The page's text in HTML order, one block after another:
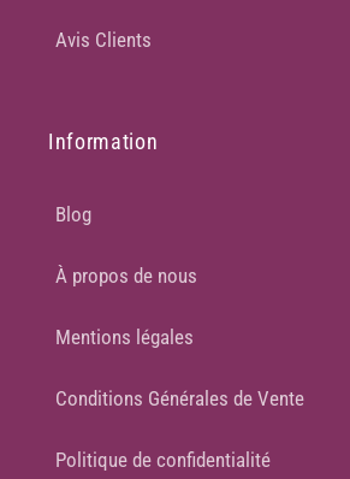
Avis Clients
Information
Blog
À propos de nous
Mentions légales
Conditions Générales de Vente
Politique de confidentialité